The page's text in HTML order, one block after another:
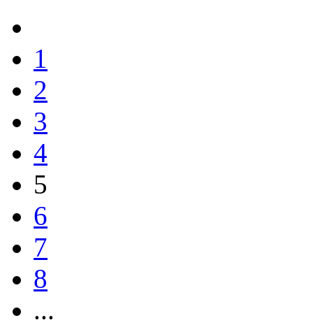
1
2
3
4
5
6
7
8
...